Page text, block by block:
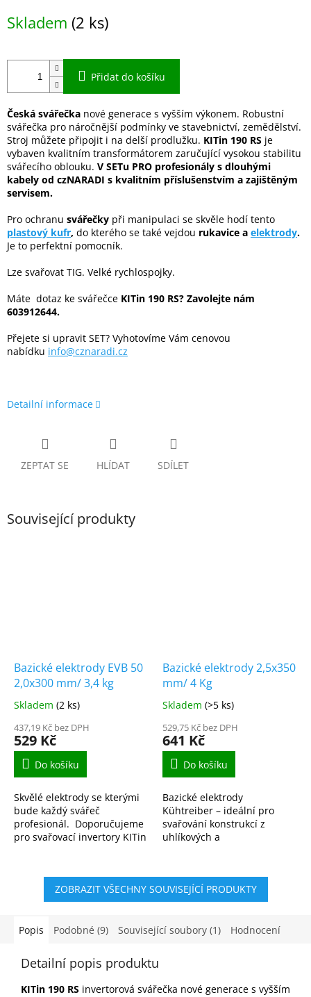
cena:
Skladem (2 ks)
Přidat do košíku
Česká svářečka nové generace s vyšším výkonem. Robustní
svářečka pro náročnější podmínky ve stavebnictví, zemědělství.
Stroj můžete připojit i na delší prodlužku. KITin 190 RS je
vybaven kvalitním transformátorem zaručující vysokou stabilitu
svářecího oblouku. V SETu PRO profesionály s dlouhými
kabely od czNARADI s kvalitním příslušenstvím a zajištěným
servisem.
Pro ochranu svářečky při manipulaci se skvěle hodí tento
plastový kufr, do kterého se také vejdou rukavice a elektrody.
Je to perfektní pomocník.
Lze svařovat TIG. Velké rychlospojky.
Máte dotaz ke svářečce KITin 190 RS? Zavolejte nám
603912644.
Přejete si upravit SET? Vyhotovíme Vám cenovou
nabídku info@cznaradi.cz
Detailní informace
ZEPTAT SE HLÍDAT SDÍLET
Související produkty
Bazické elektrody EVB 50
2,0x300 mm/ 3,4 kg
Skladem (2 ks)
437,19 Kč bez DPH
529 Kč
Do košíku
Skvělé elektrody se kterými
bude každý svářeč
profesionál. Doporučujeme
pro svařovací invertory KITin
Bazické elektrody 2,5x350
mm/ 4 Kg
Skladem (>5 ks)
529,75 Kč bez DPH
641 Kč
Do košíku
Bazické elektrody
Kühtreiber – ideální pro
svařování konstrukcí z
uhlíkových a
oblouk. Rychlé dodání na...
ZOBRAZIT VŠECHNY SOUVISEJÍCÍ PRODUKTY
Popis Podobné (9) Související soubory (1) Hodnocení
Detailní popis produktu
KITin 190 RS invertorová svářečka nové generace s vyšším